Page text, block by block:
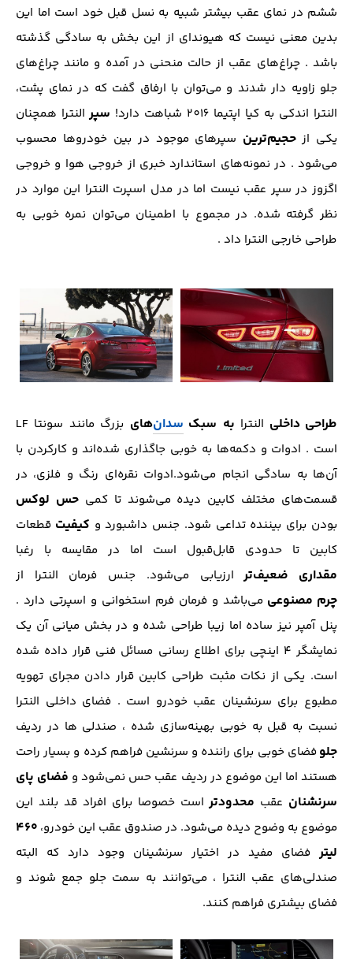
ششم در نمای عقب بیشتر شبیه به نسل قبل خود است اما این
بدین معنی نیست که هیوندای از این بخش به سادگی گذشته
باشد . چراغ‌های عقب از حالت منحنی در آمده و مانند چراغ‌های
جلو زاویه دار شدند و می‌توان با ارفاق گفت که در نمای پشت،
النترا اندکی به کیا اپتیما 2016 شباهت دارد!
سپر النترا همچنان
یکی ازحجیم‌ترین سپر‌های موجود در بین خودرو‌ها محسوب
می‌شود . در نمونه‌های استاندارد خبری از خروجی هوا و خروجی
اگزوز در سپر عقب نیست اما در مدل اسپرت النترا این موارد در
نظر گرفته شده. در مجموع با اطمینان می‌توان نمره خوبی به
طراحی خارجی النترا داد .
طراحیداخلی النترا به سبک سدان‌های
بزرگ مانند سونتا LF
است . ادوات و دکمه‌ها به خوبی جاگذاری شده‌اند و کارکردن با
آن‌ها به سادگی انجام می‌شود.ادوات نقره‌ای رنگ و فلزی، در
قسمت‌های مختلف کابین دیده می‌شوند تا کمیحس لوکس
بودن برای بیننده تداعی شود. جنس داشبورد و کیفیت قطعات
کابین تا حدودی قابل‌قبول است اما در مقایسه با رغبا
مقداری ضعیف‌تر ارزیابی می‌شود. جنس فرمان النترا از
چرم مصنوعی می‌باشد و فرمان فرم استخوانی و اسپرتی دارد .
پنل آمپر نیز ساده اما زیبا طراحی شده و در بخش میانی آن یک
نمایشگر ۴ اینچی برای اطلاع رسانی مسائل فنی قرار داده شده
است. یکی از نکات مثبت طراحی کابین قرار دادن مجرای تهویه
مطبوع برای سرنشینان عقب خودرو است . فضای داخلی النترا
نسبت به قبل به خوبی بهینه‌سازی شده ، صندلی ها در ردیف
جلوفضای خوبی برای راننده و سرنشین فراهم کرده و بسیار راحت
هستند اما این موضوع در ردیف عقب حس نمی‌شود و فضای پای
سرنشنان عقب محدودتر است خصوصا برای افراد قد بلند این
موضوع به وضوح دیده می‌شود. در صندوق عقب این خودرو، ۴۶۰
لیتر فضای مفید در اختیار سرنشینان وجود دارد که البته
صندلی‌های عقب النترا ، می‌توانند به سمت جلو جمع‌ شوند و
فضای بیشتری فراهم کنند.